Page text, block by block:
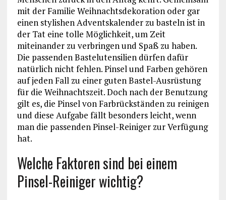
mit der Familie Weihnachtsdekoration oder gar
einen stylishen Adventskalender zu basteln ist in
der Tat eine tolle Möglichkeit, um Zeit
miteinander zu verbringen und Spaß zu haben.
Die passenden Bastelutensilien dürfen dafür
natürlich nicht fehlen. Pinsel und Farben gehören
auf jeden Fall zu einer guten Bastel-Ausrüstung
für die Weihnachtszeit. Doch nach der Benutzung
gilt es, die Pinsel von Farbrückständen zu reinigen
und diese Aufgabe fällt besonders leicht, wenn
man die passenden Pinsel-Reiniger zur Verfügung
hat.
Welche Faktoren sind bei einem
Pinsel-Reiniger wichtig?